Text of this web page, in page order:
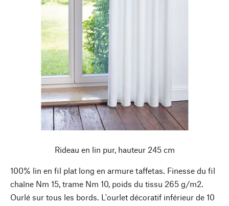
Rideau en lin pur, hauteur 245 cm
100% lin en fil plat long en armure taffetas. Finesse du fil
chaîne Nm 15, trame Nm 10, poids du tissu 265 g/m2.
Ourlé sur tous les bords. L'ourlet décoratif inférieur de 10